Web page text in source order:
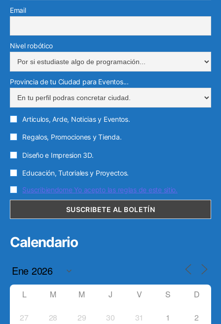
Email
Nivel robótico
Provincia de tu Ciudad para Eventos...
Articulos, Arde, Noticias y Eventos.
Regalos, Promociones y Tienda.
Diseño e Impresion 3D.
Educación, Tutoriales y Proyectos.
Suscribiendome Yo acepto las reglas de este sitio.
Calendario
L M M J V S D
27 28 29 30 31 1 2